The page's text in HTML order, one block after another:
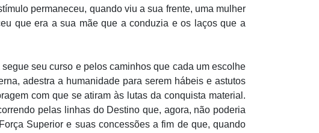
permaneceu, quando viu a sua frente, uma mulher
que era a sua mãe que a conduzia e os laços que a
seu curso e pelos caminhos que cada um escolhe
adestra a humanidade para serem hábeis e astutos
com que se atiram às lutas da conquista material.
pelas linhas do Destino que, agora, não poderia
Superior e suas concessões a fim de que, quando